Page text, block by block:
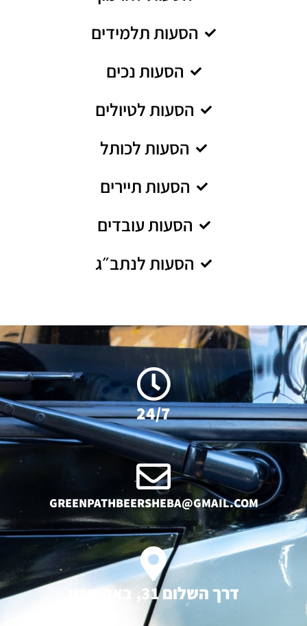
הסעות תלמידים
הסעות נכים
הסעות לטיולים
הסעות לכותל
הסעות תיירים
הסעות עובדים
הסעות לנתב״ג
24/7
GREENPATHBEERSHEBA@GMAIL.COM
דרך השלום 31, באר שבע